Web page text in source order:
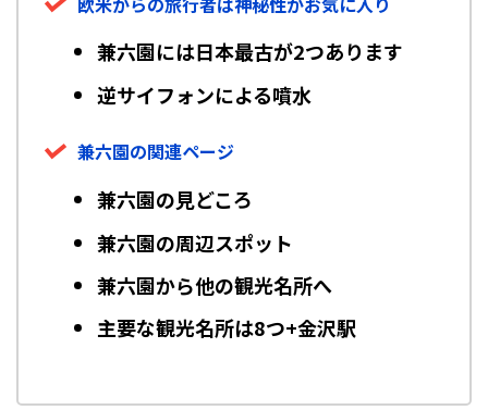
兼六園には日本最古が2つあります
逆サイフォンによる噴水
兼六園の関連ページ
兼六園の見どころ
兼六園の周辺スポット
兼六園から他の観光名所へ
主要な観光名所は8つ+金沢駅